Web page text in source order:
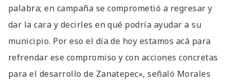
palabra; en campaña se comprometió a regresar y
dar la cara y decirles en qué podría ayudar a su
municipio. Por eso el día de hoy estamos acá para
refrendar ese compromiso y con acciones concretas
para el desarrollo de Zanatepec», señaló Morales